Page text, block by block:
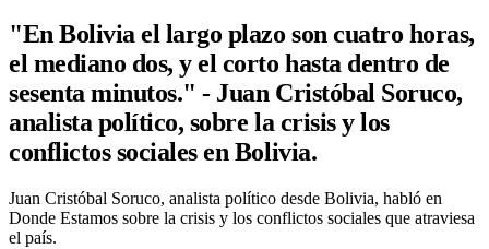
"En Bolivia el largo plazo son cuatro horas,
el mediano dos, y el corto hasta dentro de
sesenta minutos." - Juan Cristóbal Soruco,
analista político, sobre la crisis y los
conflictos sociales en Bolivia.
Juan Cristóbal Soruco, analista político desde Bolivia, habló en
Donde Estamos sobre la crisis y los conflictos sociales que atraviesa
el país.